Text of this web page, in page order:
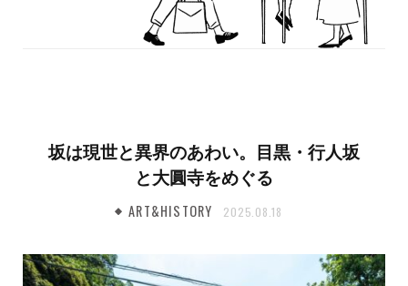
坂は現世と異界のあわい。目黒・行人坂
と大圓寺をめぐる
ART&HISTORY
2025.08.18